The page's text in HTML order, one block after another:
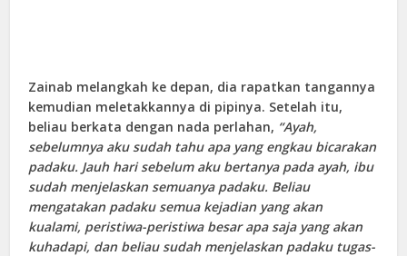
Zainab melangkah ke depan, dia rapatkan tangannya
kemudian meletakkannya di pipinya. Setelah itu,
beliau berkata dengan nada perlahan, “Ayah,
sebelumnya aku sudah tahu apa yang engkau bicarakan
padaku. Jauh hari sebelum aku bertanya pada ayah, ibu
sudah menjelaskan semuanya padaku. Beliau
mengatakan padaku semua kejadian yang akan
kualami, peristiwa-peristiwa besar apa saja yang akan
kuhadapi, dan beliau sudah menjelaskan padaku tugas-